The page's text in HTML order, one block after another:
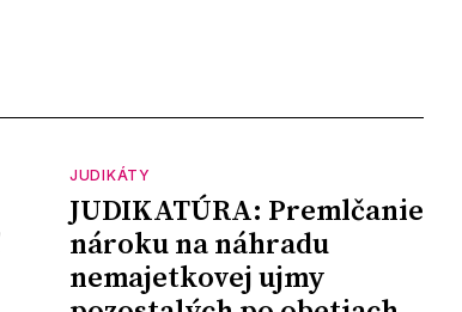
JUDIKÁTY
JUDIKATÚRA: Premlčanie
nároku na náhradu
nemajetkovej ujmy